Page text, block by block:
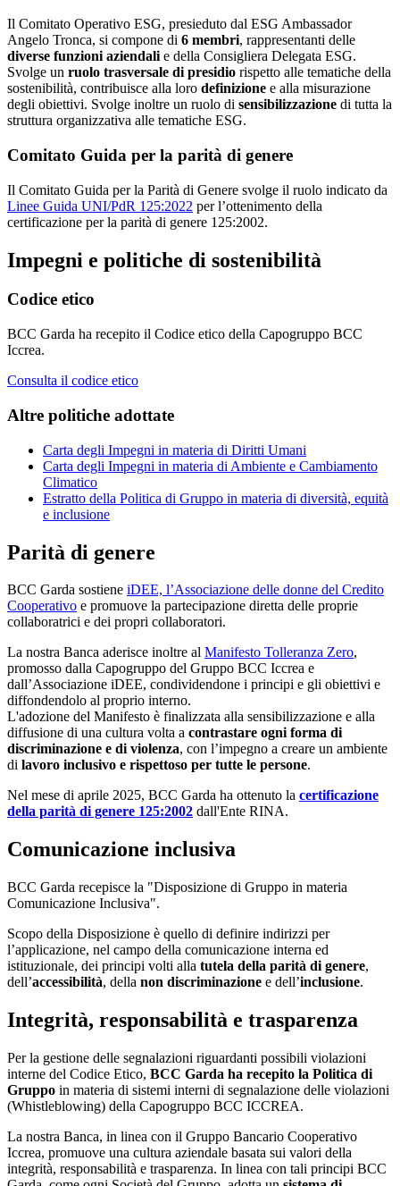
Il Comitato Operativo ESG, presieduto dal ESG Ambassador
Angelo Tronca, si compone di 6 membri, rappresentanti delle
diverse funzioni aziendali e della Consigliera Delegata ESG.
Svolge un ruolo trasversale di presidio rispetto alle tematiche della
sostenibilità, contribuisce alla loro definizione e alla misurazione
degli obiettivi. Svolge inoltre un ruolo di sensibilizzazione di tutta la
struttura organizzativa alle tematiche ESG.
Comitato Guida per la parità di genere
Il Comitato Guida per la Parità di Genere svolge il ruolo indicato da
Linee Guida UNI/PdR 125:2022 per l’ottenimento della
certificazione per la parità di genere 125:2002.
Impegni e politiche di sostenibilità
Codice etico
BCC Garda ha recepito il Codice etico della Capogruppo BCC
Iccrea.
Consulta il codice etico
Altre politiche adottate
Carta degli Impegni in materia di Diritti Umani
Carta degli Impegni in materia di Ambiente e Cambiamento
Climatico
Estratto della Politica di Gruppo in materia di diversità, equità
e inclusione
Parità di genere
BCC Garda sostiene iDEE, l’Associazione delle donne del Credito
Cooperativo e promuove la partecipazione diretta delle proprie
collaboratrici e dei propri collaboratori.
La nostra Banca aderisce inoltre al Manifesto Tolleranza Zero,
promosso dalla Capogruppo del Gruppo BCC Iccrea e
dall’Associazione iDEE, condividendone i principi e gli obiettivi e
diffondendolo al proprio interno.
L'adozione del Manifesto è finalizzata alla sensibilizzazione e alla
diffusione di una cultura volta a contrastare ogni forma di
discriminazione e di violenza, con l’impegno a creare un ambiente
di lavoro inclusivo e rispettoso per tutte le persone.
Nel mese di aprile 2025, BCC Garda ha ottenuto la certificazione
della parità di genere 125:2002 dall'Ente RINA.
Comunicazione inclusiva
BCC Garda recepisce la "Disposizione di Gruppo in materia
Comunicazione Inclusiva".
Scopo della Disposizione è quello di definire indirizzi per
l’applicazione, nel campo della comunicazione interna ed
istituzionale, dei principi volti alla tutela della parità di genere,
dell’accessibilità, della non discriminazione e dell’inclusione.
Integrità, responsabilità e trasparenza
Per la gestione delle segnalazioni riguardanti possibili violazioni
interne del Codice Etico, BCC Garda ha recepito la Politica di
Gruppo in materia di sistemi interni di segnalazione delle violazioni
(Whistleblowing) della Capogruppo BCC ICCREA.
La nostra Banca, in linea con il Gruppo Bancario Cooperativo
Iccrea, promuove una cultura aziendale basata sui valori della
integrità, responsabilità e trasparenza. In linea con tali principi BCC